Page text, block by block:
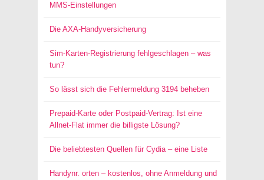
MMS-Einstellungen
Die AXA-Handyversicherung
Sim-Karten-Registrierung fehlgeschlagen – was
tun?
So lässt sich die Fehlermeldung 3194 beheben
Prepaid-Karte oder Postpaid-Vertrag: Ist eine
Allnet-Flat immer die billigste Lösung?
Die beliebtesten Quellen für Cydia – eine Liste
Handynr. orten – kostenlos, ohne Anmeldung und